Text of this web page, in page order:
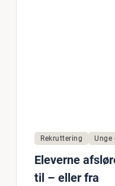
Rekruttering Unge
Eleverne
til – eller fra